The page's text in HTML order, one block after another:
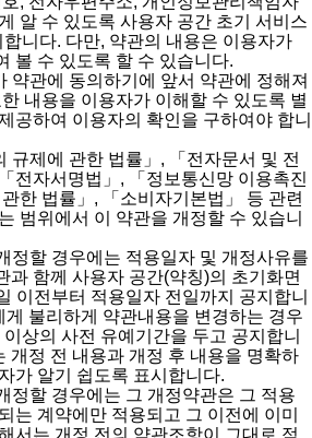
알 수 있도록 사용자 공간 초기 서비스
니다. 다만, 약관의 내용은 이용자가
볼 수 있도록 할 수 있습니다.
약관에 동의하기에 앞서 약관에 정해져
내용을 이용자가 이해할 수 있도록 별
공하여 이용자의 확인을 구하여야 합니
규제에 관한 법률」, 「전자문서 및 전
전자서명법」, 「정보통신망 이용촉진
한 법률」, 「소비자기본법」 등 관련
범위에서 이 약관을 개정할 수 있습니
정할 경우에는 적용일자 및 개정사유를
과 함께 사용자 공간(약칭)의 초기화면
이전부터 적용일자 전일까지 공지합니
게 불리하게 약관내용을 변경하는 경우
상의 사전 유예기간을 두고 공지합니
개정 전 내용과 개정 후 내용을 명확하
가 알기 쉽도록 표시합니다.
정할 경우에는 그 개정약관은 그 적용
는 계약에만 적용되고 그 이전에 이미
서는 개정 전의 약관조항이 그대로 적